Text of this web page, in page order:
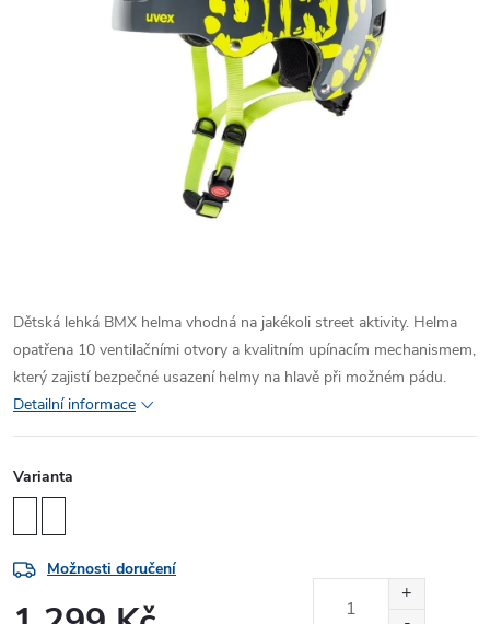
Dětská lehká BMX helma vhodná na jakékoli street aktivity. Helma
opatřena 10 ventilačními otvory a kvalitním upínacím mechanismem,
který zajistí bezpečné usazení helmy na hlavě při možném pádu.
Detailní informace
Varianta
Možnosti doručení